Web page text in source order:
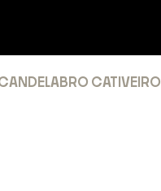
CATIVEIRO